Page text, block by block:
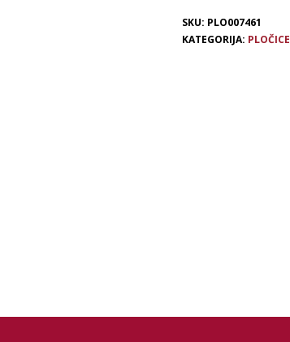
SKU: PLO007461
KATEGORIJA: PLOČICE